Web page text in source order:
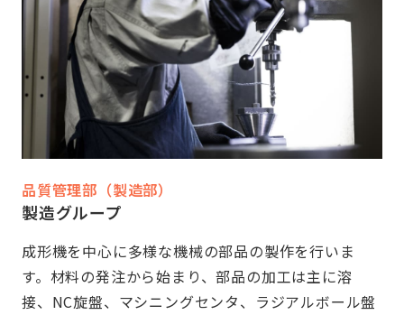
品質管理部（製造部）
製造グループ
成形機を中心に多様な機械の部品の製作を行いま
す。材料の発注から始まり、部品の加工は主に溶
接、NC旋盤、マシニングセンタ、ラジアルボール盤